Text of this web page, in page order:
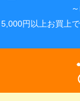
5,000円以上お買上